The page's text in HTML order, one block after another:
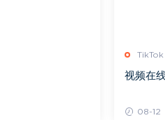
TikTok
视频在
08-12